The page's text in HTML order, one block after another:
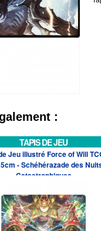
:
TAPIS DE JEU
Jeu illustré Force of Will
- Schéhérazade des
Catastrophiques